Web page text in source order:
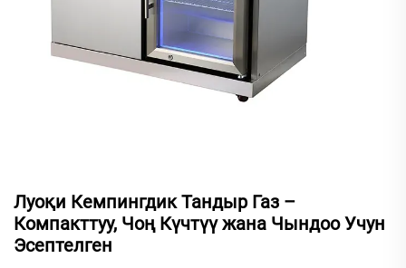
Луоқи Кемпингдик Тандыр Газ –
Компакттуу, Чоң Күчтүү жана Чындоо Учун
Эсептелген